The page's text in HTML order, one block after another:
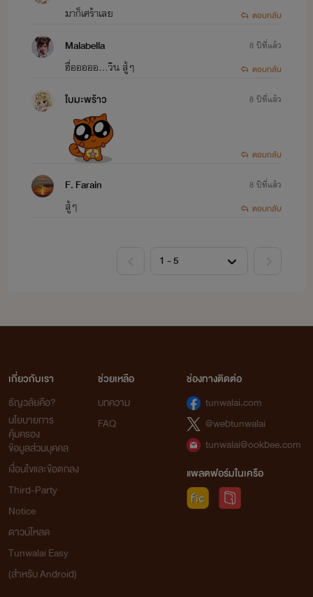
มาก็เศร้าเลย
ตอบกลับ
Malabella
ฮื่อออออ...วิน สู้ๆ
8 ปีที่แล้ว
ตอบกลับ
ใบมะพร้าว 8 ปีที่แล้ว
ตอบกลับ
F. Farain
สู้ๆ
8 ปีที่แล้ว
ตอบกลับ
เกี่ยวกับเรา
ธัญวลัยคือ?
นโยบายการ
คุ้มครอง
ข้อมูลส่วนบุคคล
เงื่อนไขและข้อตกลง
Third-Party
Notice
ดาวน์โหลด
Tunwalai Easy
(สำหรับ Android)
ช่วยเหลือ
บทความ
FAQ
ช่องทางติดต่อ
tunwalai.com
@webtunwalai
tunwalai@ookbee.com
แพลตฟอร์มในเครือ